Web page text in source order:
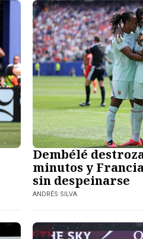
Dembélé
minutos y
sin despeinarse
ANDRÉS SILVA